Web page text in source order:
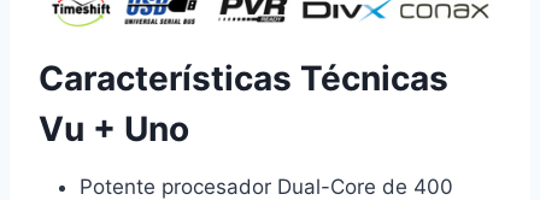
Características Técnicas
Vu + Uno
Potente procesador Dual-Core de 400